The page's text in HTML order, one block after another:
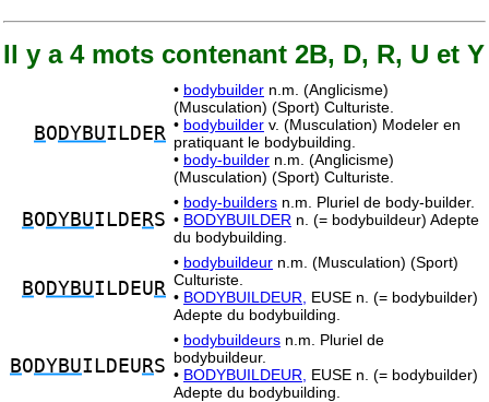
Il y a 4 mots contenant 2B, D, R, U et Y
BO DYBUILDE R
• bodybuilder n.m. (Anglicisme)
(Musculation) (Sport) Culturiste.
• bodybuilder v. (Musculation) Modeler en
pratiquant le bodybuilding.
• body-builder n.m. (Anglicisme)
(Musculation) (Sport) Culturiste.
BO DYBUILDE RS
• body-builders n.m. Pluriel de body-builder.
• BODYBUILDER n. (= bodybuildeur) Adepte
du bodybuilding.
BO DYBUILDEU R
• bodybuildeur n.m. (Musculation) (Sport)
Culturiste.
• BODYBUILDEUR,
EUSE n. (= bodybuilder)
Adepte du bodybuilding.
BO DYBUILDEU RS
• bodybuildeurs n.m. Pluriel de
bodybuildeur.
• BODYBUILDEUR,
EUSE n. (= bodybuilder)
Adepte du bodybuilding.